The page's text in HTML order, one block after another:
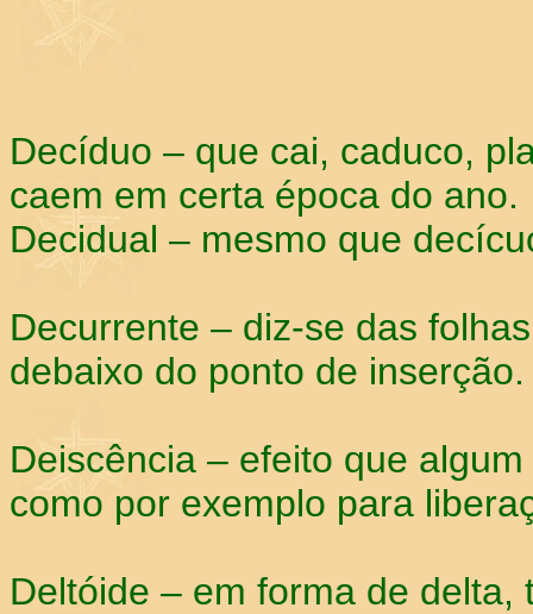
Decíduo – que cai, caduco,
caem em certa época do ano.
Decidual – mesmo que
Decurrente – diz-se das
debaixo do ponto de inserção.
Deiscência – efeito que
como por exemplo para
Deltóide – em forma de delta,